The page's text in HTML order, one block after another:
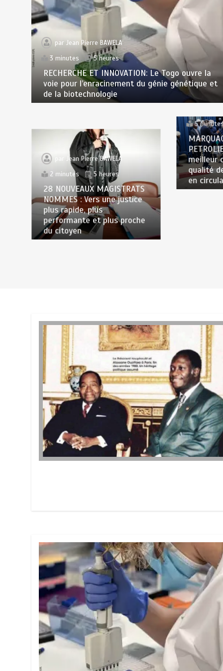
parJean Pierre BAWELA
3 minutes
5 heures
RECHERCHE ET INNOVATION: Le Togo ouvre la
voie pour l’enracinement du génie génétique et
de la biotechnologie
Jean Pierre BAWELA
2 minutes
5 heures
28 NOUVEAUX MAGISTRATS
NOMMES : Vers une justice
plus rapide, plus
performante et plus proche
du citoyen
5
meilleur
qualité
en